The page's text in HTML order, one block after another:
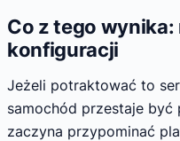
Co z tego
konfiguracji
Jeżeli potraktować to
samochód przestaje
zaczyna przypominać